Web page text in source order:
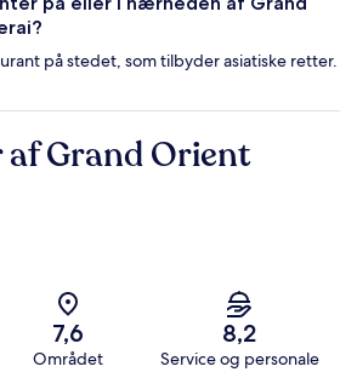
på stedet, som tilbyder asiatiske retter.
Grand Orient
7,6
Området
8,2
Service og personale